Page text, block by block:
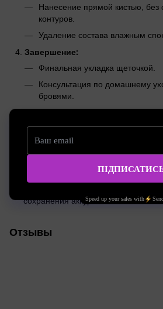
Нанесение прямой кистью, без
контуров.
Удаление состава влажным
Завершение:
Финальная укладка щеточкой.
Консультация по домашнему
бровями.
Рекомендации по уходу:
Не мочить брови в течение первых
сохранения аккуратности и
Отзывы